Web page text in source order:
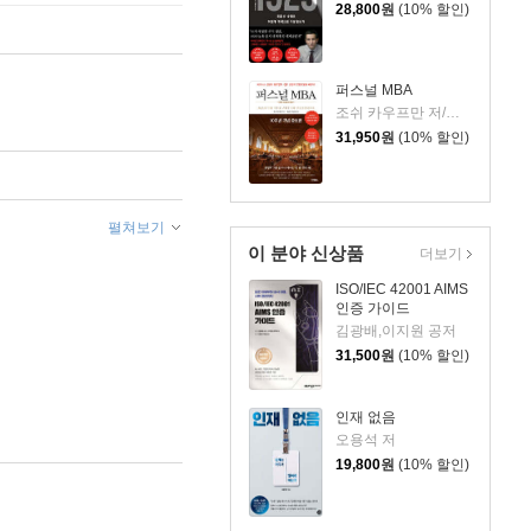
28,800원 (10% 할인)
퍼스널 MBA
31,950원 (10% 할인)
이 분야 신상품
ISO/IEC 42001 AIMS
인증 가이드
김광배,이지원 공저
31,500원 (10% 할인)
인재 없음
오용석 저
19,800원 (10% 할인)
더보기
펼쳐보기